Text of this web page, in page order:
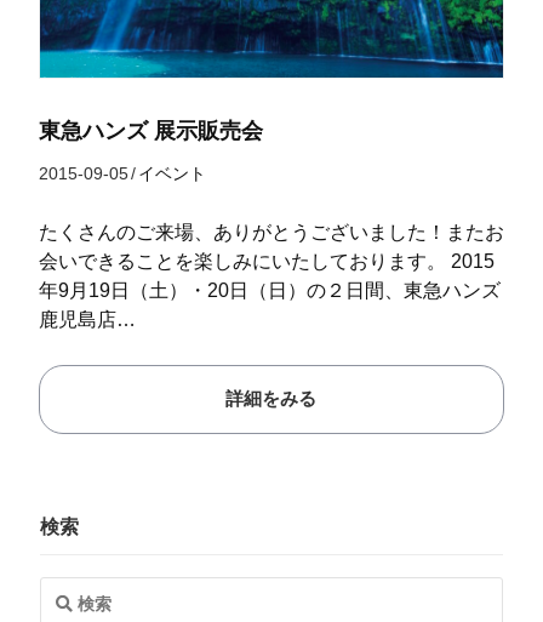
東急ハンズ 展示販売会
2015-09-05/イベント
たくさんのご来場、ありがとうございました！またお
会いできることを楽しみにいたしております。 2015
年9月19日（土）・20日（日）の２日間、東急ハンズ
鹿児島店…
詳細をみる
検索